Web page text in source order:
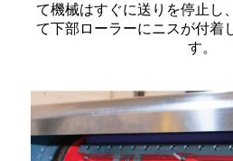
て機械はすぐに送りを停止し
て下部ローラーにニスが付着
す。